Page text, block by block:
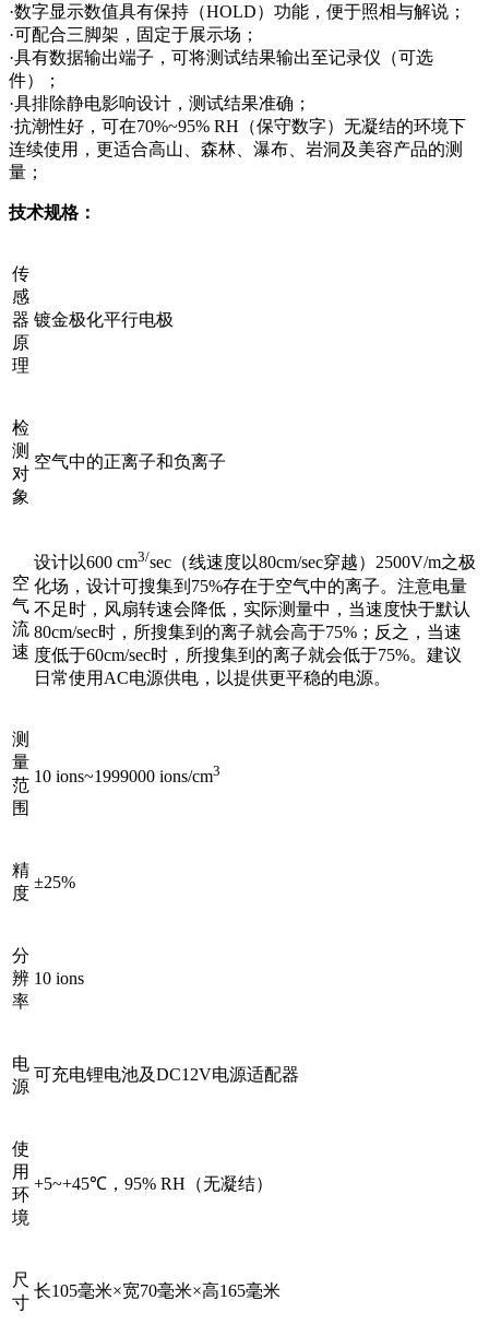
·数字显示数值具有保持（HOLD）功能，便于照相与解说；
·可配合三脚架，固定于展示场；
·具有数据输出端子，可将测试结果输出至记录仪（可选
件）；
·具排除静电影响设计，测试结果准确；
·抗潮性好，可在70%~95% RH（保守数字）无凝结的环境下
连续使用，更适合高山、森林、瀑布、岩洞及美容产品的测
量；
技术规格：
传
感
器
原
理
镀金极化平行电极
检
测
对
象
空气中的正离子和负离子
空
气
流
速
设计以600 cm3/sec（线速度以80cm/sec穿越）2500V/m之极
化场，设计可搜集到75%存在于空气中的离子。注意电量
不足时，风扇转速会降低，实际测量中，当速度快于默认
80cm/sec时，所搜集到的离子就会高于75%；反之，当速
度低于60cm/sec时，所搜集到的离子就会低于75%。建议
日常使用AC电源供电，以提供更平稳的电源。
测
量
范
围
10 ions~1999000 ions/cm3
精
度
±25%
分
辨
率
10 ions
电
源
可充电锂电池及DC12V电源适配器
使
用
环
境
+5~+45℃，95% RH（无凝结）
尺
寸
长105毫米×宽70毫米×高165毫米